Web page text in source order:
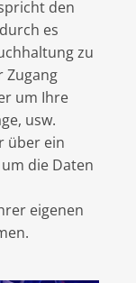
den
es
zu
Zugang
um Ihre
usw.
über ein
die Daten
eigenen